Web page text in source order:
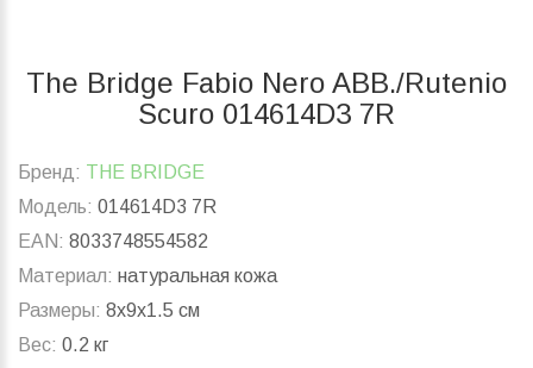
The Bridge Fabio Nero ABB./Rutenio
Scuro 014614D3 7R
Бренд: THE BRIDGE
Модель: 014614D3 7R
EAN: 8033748554582
Материал: натуральная кожа
Размеры: 8x9x1.5 см
Вес: 0.2 кг